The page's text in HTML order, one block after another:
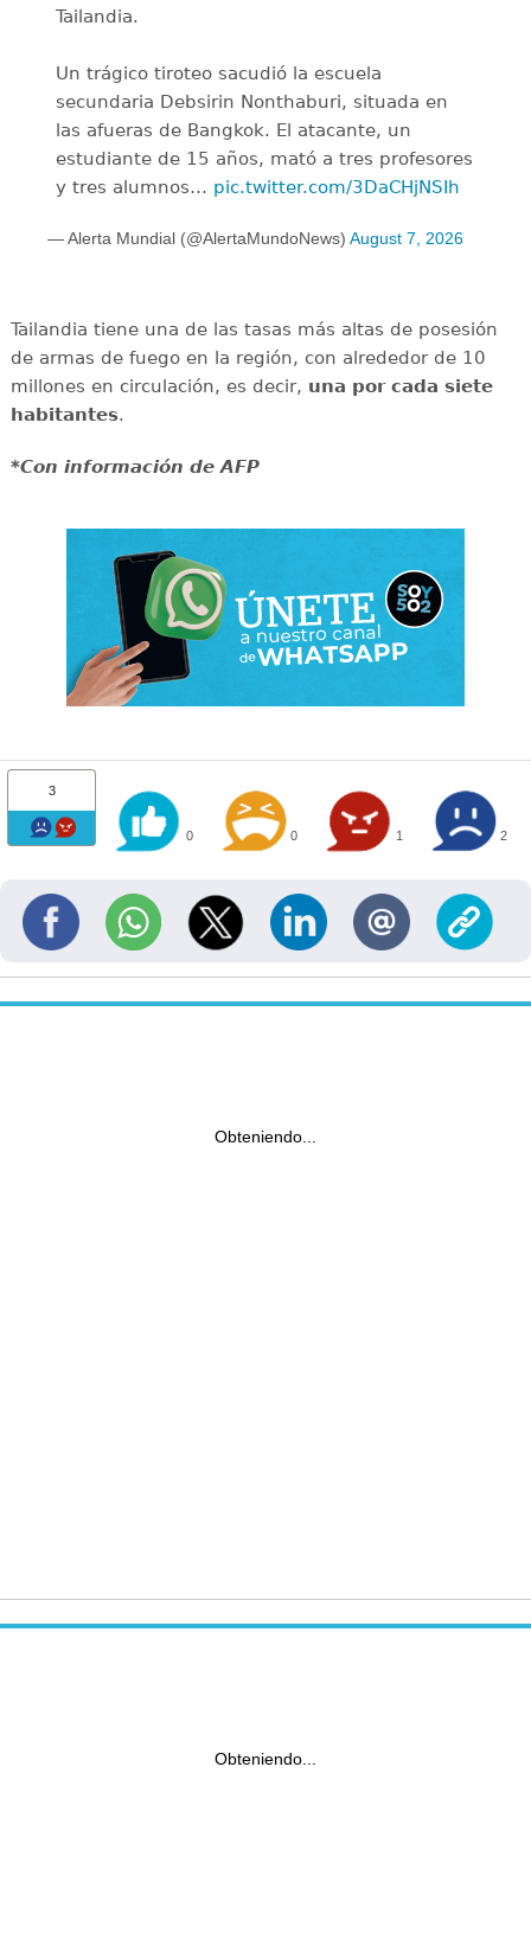
Tailandia.
Un trágico tiroteo sacudió la escuela
secundaria Debsirin Nonthaburi, situada en
las afueras de Bangkok. El atacante, un
estudiante de 15 años, mató a tres profesores
y tres alumnos… pic.twitter.com/3DaCHjNSIh
— Alerta Mundial (@AlertaMundoNews) August 7, 2026
Tailandia tiene una de las tasas más altas de posesión
de armas de fuego en la región, con alrededor de 10
millones en circulación, es decir, una por cada siete
habitantes.
*Con información de AFP
3
0 0 1 2
Obteniendo...
Obteniendo...